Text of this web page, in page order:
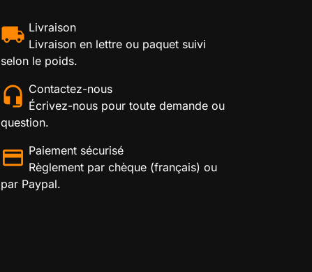
Livraison
Livraison en lettre ou paquet suivi
selon le poids.
Contactez-nous
Écrivez-nous pour toute demande ou
question.
Paiement sécurisé
Règlement par chèque (français) ou
par Paypal.